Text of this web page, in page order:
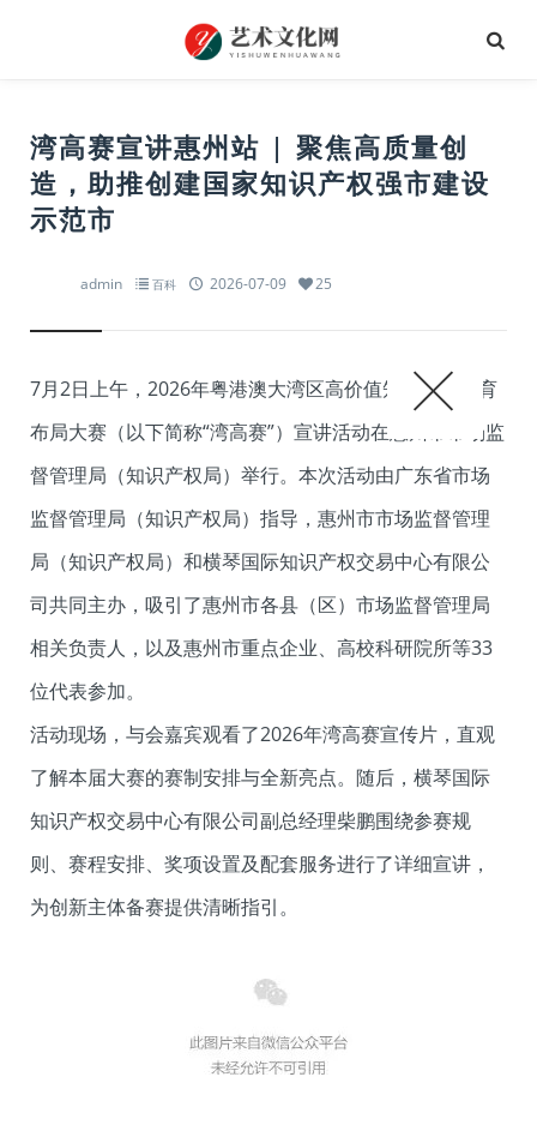
湾高赛宣讲惠州站 | 聚焦高质量创
造，助推创建国家知识产权强市建设
示范市
admin 百科 2026-07-09 25
7月2日上午，2026年粤港澳大湾区高价值知识产权培育
布局大赛（以下简称“湾高赛”）宣讲活动在惠州市市场监
督管理局（知识产权局）举行。本次活动由广东省市场
监督管理局（知识产权局）指导，惠州市市场监督管理
局（知识产权局）和横琴国际知识产权交易中心有限公
司共同主办，吸引了惠州市各县（区）市场监督管理局
相关负责人，以及惠州市重点企业、高校科研院所等33
位代表参加。
活动现场，与会嘉宾观看了2026年湾高赛宣传片，直观
了解本届大赛的赛制安排与全新亮点。随后，横琴国际
知识产权交易中心有限公司副总经理柴鹏围绕参赛规
则、赛程安排、奖项设置及配套服务进行了详细宣讲，
为创新主体备赛提供清晰指引。